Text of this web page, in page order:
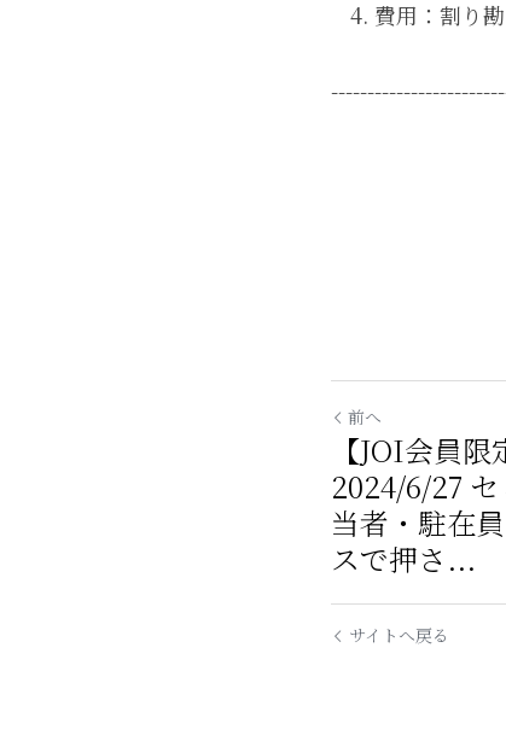
費用：割り
前へ
【JOI会員
2024/6/27
当者・駐在
スで押さ...
サイトへ戻る